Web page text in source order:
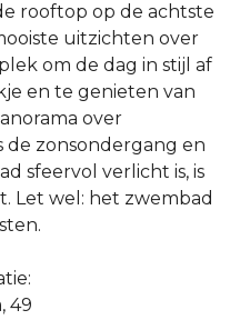
rooftop op de achtste
uitzichten over
om de dag in stijl af
en te genieten van
over
de zonsondergang en
sfeervol verlicht is, is
Let wel: het zwembad
49